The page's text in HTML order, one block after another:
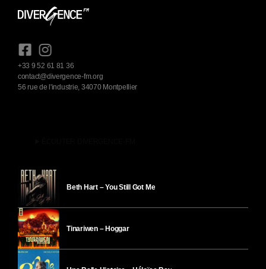
+33 9 52 61 81 36
contact@divergence-fm.org
56 rue de l'industrie, 34070 Montpellier
Beth Hart – You Still Got Me
Tinariwen – Hoggar